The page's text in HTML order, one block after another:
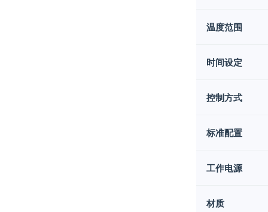
温度范围
时间设定
控制方式
标准配置
工作电源
材质